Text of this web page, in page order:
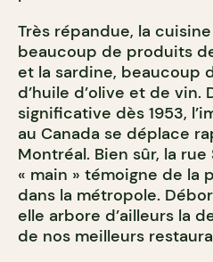
Très répandue, la
beaucoup de produits
et la sardine, beaucoup
d’huile d’olive et de
significative dès 1953,
au Canada se déplace
Montréal. Bien sûr, la
« main » témoigne de la
dans la métropole.
elle arbore d’ailleurs la
de nos meilleurs